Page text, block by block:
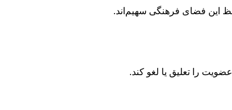
این فضای فرهنگی سهیم‌اند.
را تعلیق یا لغو کند.